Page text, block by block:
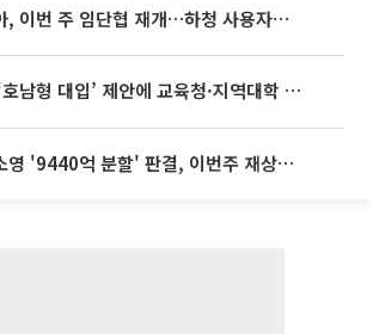
현대차·기아, 이번 주 임단협 재개…하청 사용자성 재심도 ‘변수’
형 대입’ 제안에 교육청·지역대학 서·논술형 입시 연계 '착수'
최태원·노소영 '9440억 분할' 판결, 이번주 재상고 여부 주목